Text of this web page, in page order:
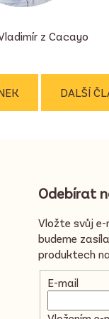
z Cacayo
DALŠÍ
Odebírat
Vložte svůj
budeme
produktech
E-mail